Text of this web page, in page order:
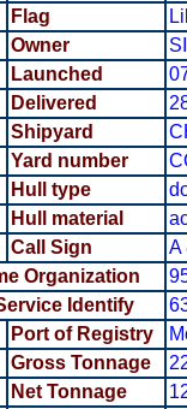
Flag
Owner
Launched
Delivered
Shipyard
Yard number
Hull type
Hull material
Call Sign
A
Organization
Identify
Port of Registry
Gross Tonnage
Net Tonnage